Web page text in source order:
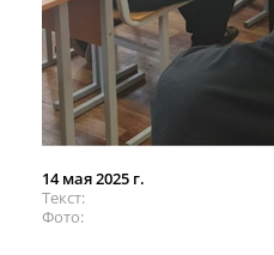
14 мая 2025 г.
Текст
Фото